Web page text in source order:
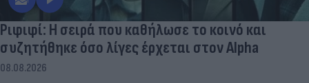
Ριφιφί: Η σειρά που καθήλωσε το κοινό και
συζητήθηκε όσο λίγες έρχεται στον Alpha
08.08.2026